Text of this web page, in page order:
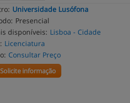
Universidade Lusófona
Presencial
disponíveis: Lisboa - Cidade
Licenciatura
Consultar Preço
Solicite informação